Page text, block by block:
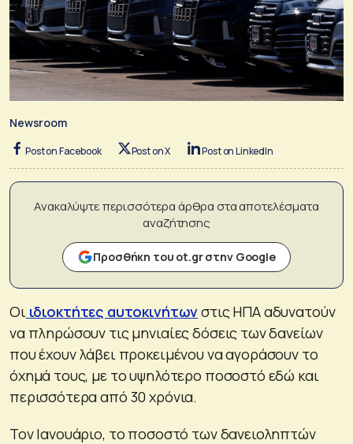
Newsroom
Post on Facebook Post on X Post on LinkedIn
Ανακαλύψτε περισσότερα άρθρα στα αποτελέσματα
αναζήτησης
Προσθήκη του ot.gr στην Google
Οι ιδιοκτήτες αυτοκινήτωνστις ΗΠΑ αδυνατούν
να πληρώσουν τις μηνιαίες δόσεις των δανείων
που έχουν λάβει προκειμένου να αγοράσουν το
όχημά τους, με το υψηλότερο ποσοστό εδώ και
περισσότερα από 30 χρόνια.
Τον Ιανουάριο, το ποσοστό των δανειοληπτών